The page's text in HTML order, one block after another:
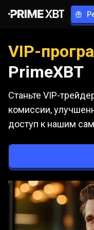
VIP-
PrimeXBT
Станьте VIP-
комиссии,
доступ к нашим